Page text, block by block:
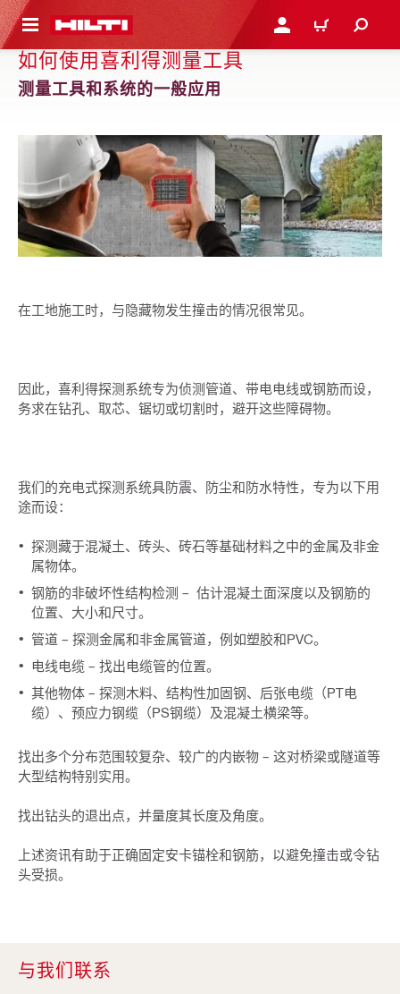
到主页 登录或注册购物车
如何使用喜利得测量工具
测量工具和系统的一般应用
在工地施工时，与隐藏物发生撞击的情况很常见。
因此，喜利得探测系统专为侦测管道、带电电线或钢筋而设，
务求在钻孔、取芯、锯切或切割时，避开这些障碍物。
我们的充电式探测系统具防震、防尘和防水特性，专为以下用
途而设：
探测藏于混凝土、砖头、砖石等基础材料之中的金属及非金
属物体。
钢筋的非破坏性结构检测 – 估计混凝土面深度以及钢筋的
位置、大小和尺寸。
管道 – 探测金属和非金属管道，例如塑胶和PVC。
电线电缆 – 找出电缆管的位置。
其他物体 – 探测木料、结构性加固钢、后张电缆（PT电
缆）、预应力钢缆（PS钢缆）及混凝土横梁等。
找出多个分布范围较复杂、较广的内嵌物 – 这对桥梁或隧道等
大型结构特别实用。
找出钻头的退出点，并量度其长度及角度。
上述资讯有助于正确固定安卡锚栓和钢筋，以避免撞击或令钻
头受损。
与我们联系